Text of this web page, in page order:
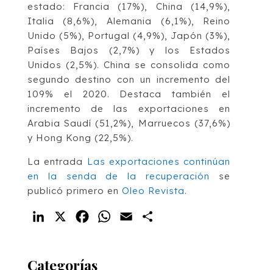
estado: Francia (17%), China (14,9%),
Italia (8,6%), Alemania (6,1%), Reino
Unido (5%), Portugal (4,9%), Japón (3%),
Países Bajos (2,7%) y los Estados
Unidos (2,5%). China se consolida como
segundo destino con un incremento del
109% el 2020. Destaca también el
incremento de las exportaciones en
Arabia Saudí (51,2%), Marruecos (37,6%)
y Hong Kong (22,5%).
La entrada Las exportaciones continúan
en la senda de la recuperación
se
publicó primero en Oleo Revista.
LinkedIn FacebookWhatsApp
Email
Categorías